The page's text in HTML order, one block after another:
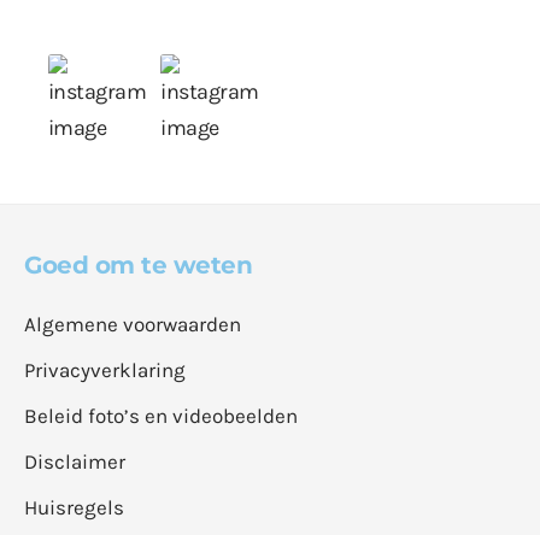
Goed om te weten
Algemene voorwaarden
Privacyverklaring
Beleid foto’s en videobeelden
Disclaimer
Huisregels